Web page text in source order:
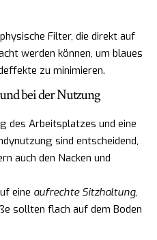
Filter, die direkt auf
werden können, um blaues
zu minimieren.
bei der Nutzung
des Arbeitsplatzes und eine
sind entscheidend,
auch den Nacken und
eine aufrechte Sitzhaltung,
sollten flach auf dem Boden